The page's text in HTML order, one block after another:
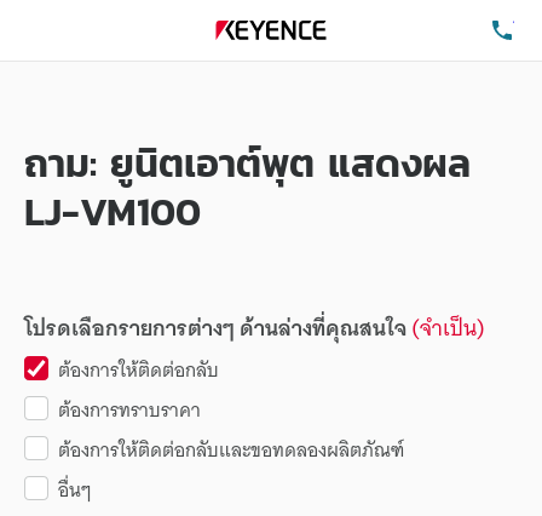
ถาม: ยูนิตเอาต์พุต แสดงผล
LJ-VM100
โปรดเลือกรายการต่างๆ ด้านล่างที่คุณสนใจ(จำเป็น)
ต้องการให้ติดต่อกลับ
ต้องการทราบราคา
ต้องการให้ติดต่อกลับและขอทดลองผลิตภัณฑ์
อื่นๆ